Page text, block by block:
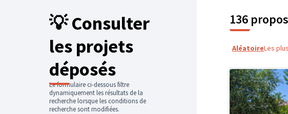
💡 Consulter
les projets
déposés
Le formulaire ci-dessous filtre
dynamiquement les résultats de la
recherche lorsque les conditions de
recherche sont modifiées.
136
AléatoireLes